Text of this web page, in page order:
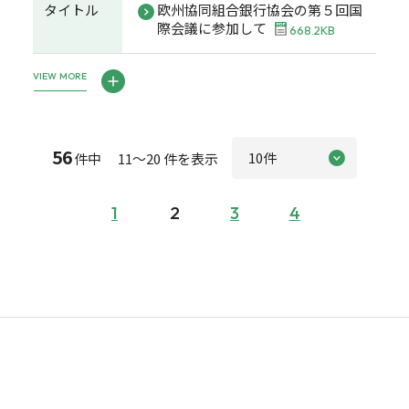
タイトル
欧州協同組合銀行協会の第５回国
際会議に参加して
668.2KB
VIEW MORE
56件中 11～20 件を表示
1 2 3 4